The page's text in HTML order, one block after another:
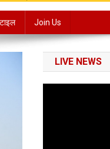
Join Us
LIVE NEWS